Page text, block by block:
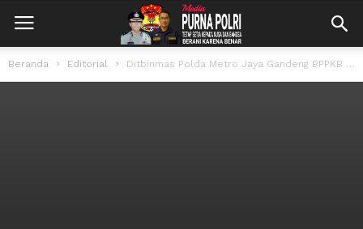
Beranda Editorial Ditbinmas Polda Metro Jaya Gandeng BPPKB Banten HDS Perkuat Sinergi Jaga Kamtibmas